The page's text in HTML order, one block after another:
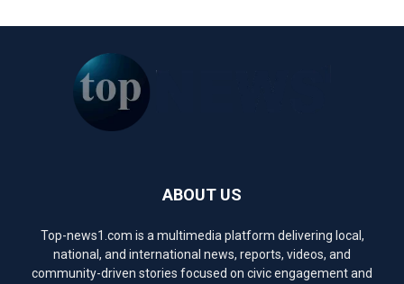
ABOUT US
Top-news1.com is a multimedia platform delivering local,
national, and international news, reports, videos, and
community-driven stories focused on civic engagement and